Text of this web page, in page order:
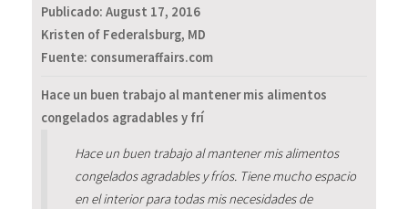
Publicado: August 17, 2016
Kristen of Federalsburg, MD
Fuente: consumeraffairs.com
Hace un buen trabajo al mantener mis alimentos
congelados agradables y frí
Hace un buen trabajo al mantener mis alimentos
congelados agradables y fríos. Tiene mucho espacio
en el interior para todas mis necesidades de